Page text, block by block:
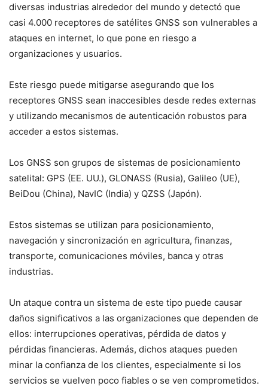
diversas industrias alrededor del mundo y detectó que
casi 4.000 receptores de satélites GNSS son vulnerables a
ataques en internet, lo que pone en riesgo a
organizaciones y usuarios.
Este riesgo puede mitigarse asegurando que los
receptores GNSS sean inaccesibles desde redes externas
y utilizando mecanismos de autenticación robustos para
acceder a estos sistemas.
Los GNSS son grupos de sistemas de posicionamiento
satelital: GPS (EE. UU.), GLONASS (Rusia), Galileo (UE),
BeiDou (China), NavIC (India) y QZSS (Japón).
Estos sistemas se utilizan para posicionamiento,
navegación y sincronización en agricultura, finanzas,
transporte, comunicaciones móviles, banca y otras
industrias.
Un ataque contra un sistema de este tipo puede causar
daños significativos a las organizaciones que dependen de
ellos: interrupciones operativas, pérdida de datos y
pérdidas financieras. Además, dichos ataques pueden
minar la confianza de los clientes, especialmente si los
servicios se vuelven poco fiables o se ven comprometidos.